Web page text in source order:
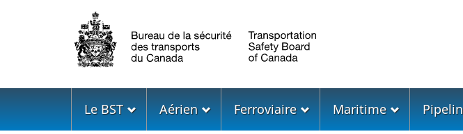
Sélection
de
la
langue
Menu
Le BST Aérien Ferroviaire Maritime